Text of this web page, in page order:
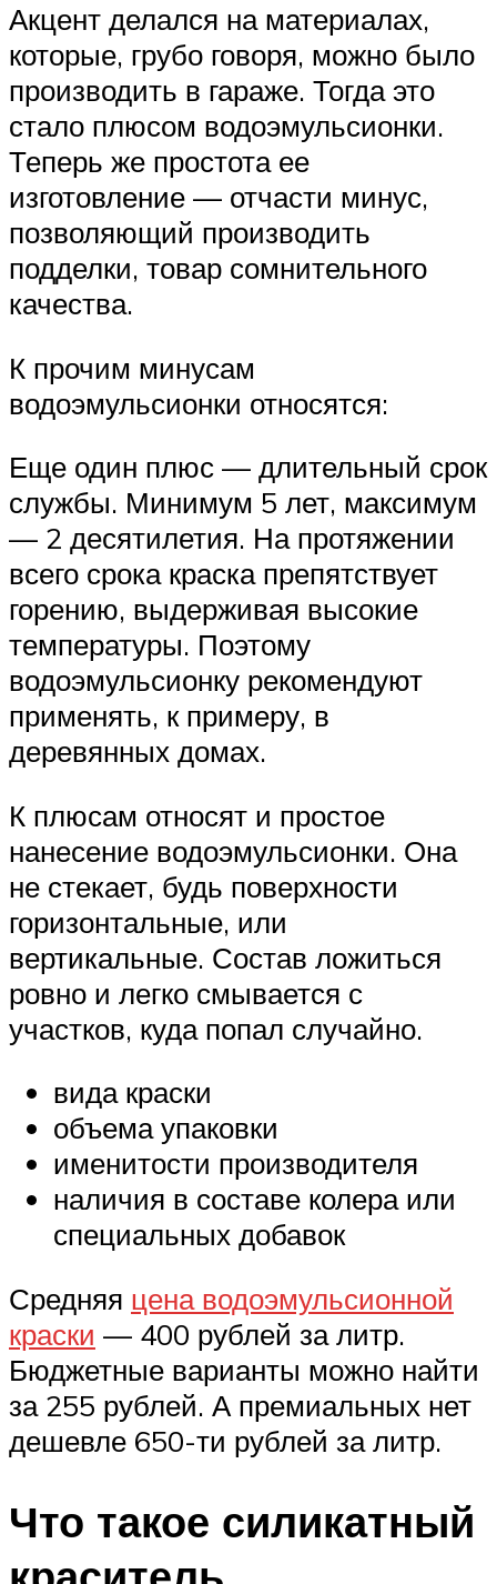
Акцент делался на материалах,
которые, грубо говоря, можно было
производить в гараже. Тогда это
стало плюсом водоэмульсионки.
Теперь же простота ее
изготовление — отчасти минус,
позволяющий производить
подделки, товар сомнительного
качества.
К прочим минусам
водоэмульсионки относятся:
Еще один плюс — длительный срок
службы. Минимум 5 лет, максимум
— 2 десятилетия. На протяжении
всего срока краска препятствует
горению, выдерживая высокие
температуры. Поэтому
водоэмульсионку рекомендуют
применять, к примеру, в
деревянных домах.
К плюсам относят и простое
нанесение водоэмульсионки. Она
не стекает, будь поверхности
горизонтальные, или
вертикальные. Состав ложиться
ровно и легко смывается с
участков, куда попал случайно.
вида краски
объема упаковки
именитости производителя
наличия в составе колера или
специальных добавок
Средняя цена водоэмульсионной
краски — 400 рублей за литр.
Бюджетные варианты можно найти
за 255 рублей. А премиальных нет
дешевле 650-ти рублей за литр.
Что такое силикатный